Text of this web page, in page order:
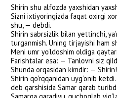
Ayol
Shirin qo‘rqqanidan uyg‘onib ketdi. —
deb qarshisida Samar qarab turibdi.
Samarga qaradiyu, quchoqlab yig‘lab
Shirinning labidan: — Meni
Samar baribir eshitmadi. Bu holatda